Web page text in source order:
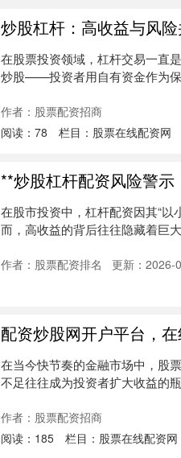
炒股杠杆：高收益与风
在股票投资领域，杠杆交易一直
炒股——投资者用自有资金作为
作者：股票配资招商
阅读： 78 栏目： 股票在线配资网
**炒股杠杆配资风险警
在股市投资中，杠杆配资因其“
而，高收益的背后往往隐藏着巨
作者：股票配资排名 更新：2026-
配资炒股网开户平台，
在当今快节奏的金融市场中，股
不足往往成为投资者扩大收益的
作者：股票配资招商
阅读： 185 栏目： 股票在线配资网